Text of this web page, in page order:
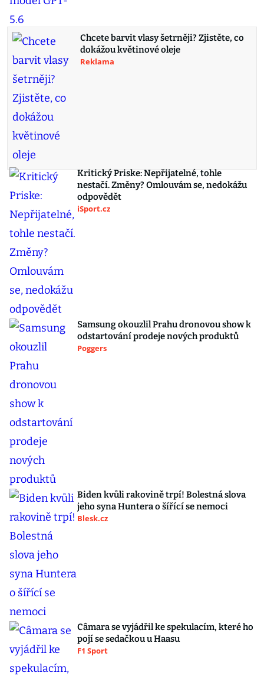
Chcete barvit vlasy šetrněji? Zjistěte, co
dokážou květinové oleje
Reklama
Kritický Priske: Nepřijatelné, tohle
nestačí. Změny? Omlouvám se, nedokážu
odpovědět
iSport.cz
Samsung okouzlil Prahu dronovou show k
odstartování prodeje nových produktů
Poggers
Biden kvůli rakovině trpí! Bolestná slova
jeho syna Huntera o šířící se nemoci
Blesk.cz
Câmara se vyjádřil ke spekulacím, které ho
pojí se sedačkou u Haasu
F1 Sport